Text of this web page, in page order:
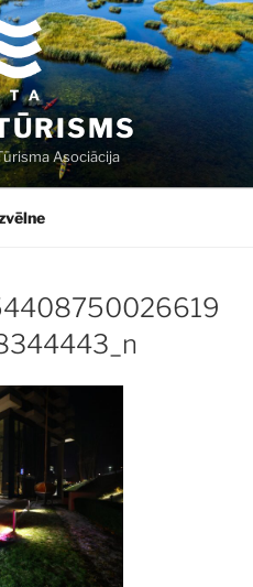
Asociācija